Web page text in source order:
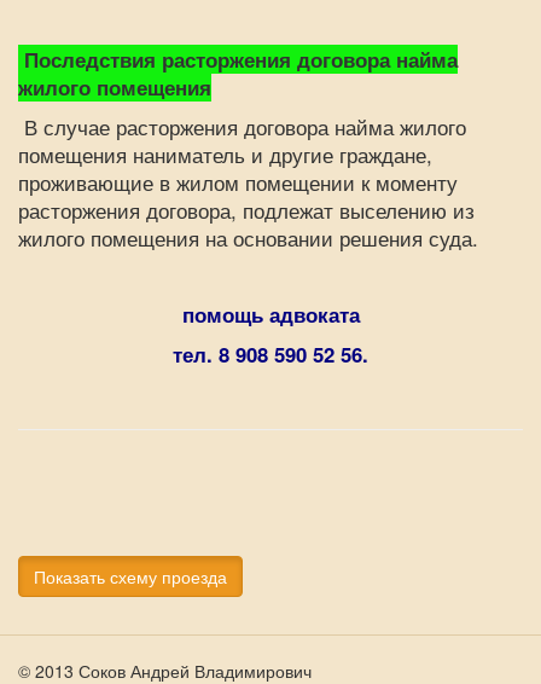
Последствия расторжения договора найма
жилого помещения
В случае расторжения договора найма жилого
помещения наниматель и другие граждане,
проживающие в жилом помещении к моменту
расторжения договора, подлежат выселению из
жилого помещения на основании решения суда.
помощь адвоката
тел. 8 908 590 52 56.
Показать схему проезда
© 2013 Соков Андрей Владимирович